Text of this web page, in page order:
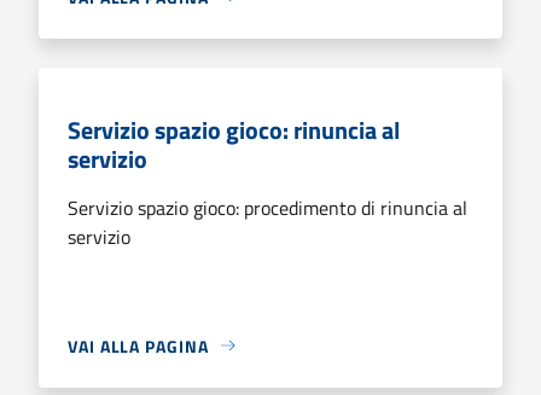
Servizio spazio gioco: rinuncia al
servizio
Servizio spazio gioco: procedimento di rinuncia al
servizio
VAI ALLA PAGINA